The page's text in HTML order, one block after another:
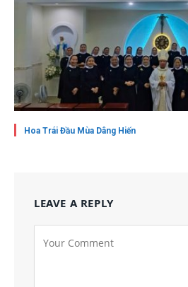
Hoa Trái Đầu Mùa Dâng Hiến
LEAVE A REPLY